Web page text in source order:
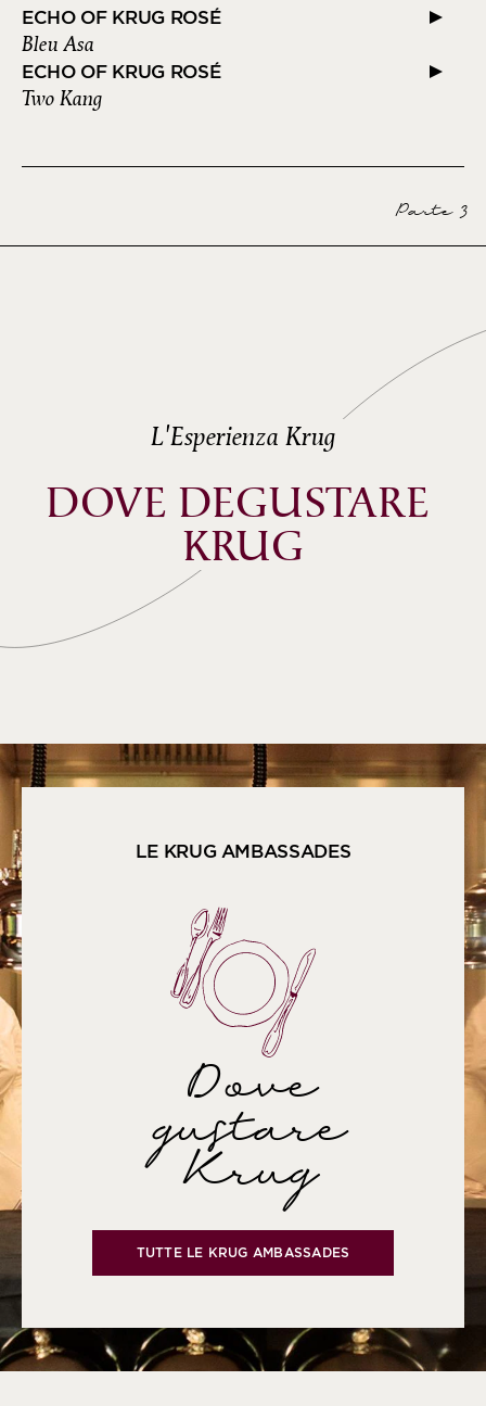
ECHO OF KRUG ROSÉ
Bleu Asa
ECHO OF KRUG ROSÉ
Two Kang
Parte 3
L'Esperienza Krug
DOVE DEGUSTARE
KRUG
LE KRUG AMBASSADES
Dove
gustare
Krug
TUTTE LE KRUG AMBASSADES